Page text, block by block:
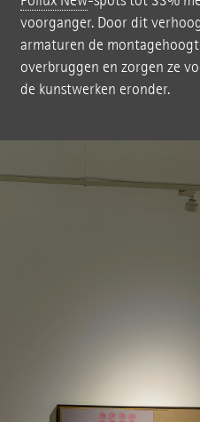
voorganger. Door dit
armaturen de
overbruggen en zorgen ze
de kunstwerken eronder.